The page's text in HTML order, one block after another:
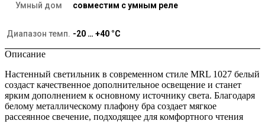
Умный дом совместим с умным реле
Диапазон темп. -20 … +40 °C
Описание
Настенный светильник в современном стиле MRL 1027 белый
создаст качественное дополнительное освещение и станет
ярким дополнением к основному источнику света. Благодаря
белому металлическому плафону бра создает мягкое
рассеянное свечение, подходящее для комфортного чтения